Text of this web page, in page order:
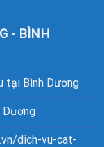
- BÌNH
tại Bình Dương
Dương
dich-vu-cat-